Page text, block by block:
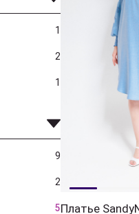
1
2
1
9
2
5